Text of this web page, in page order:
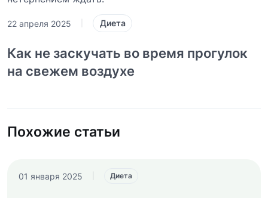
22 апреля 2025 Диета
Как не заскучать во время прогулок
на свежем воздухе
Похожие статьи
01 января 2025 Диета